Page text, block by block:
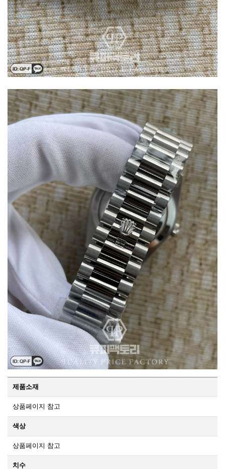
제품소재
상품페이지 참고
색상
상품페이지 참고
치수